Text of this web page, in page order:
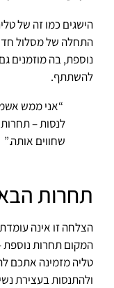
הישגים כמו זה של
התחלה של מסלול
נוספת, בה מוזמנים
להשתתף.
“אני ממש
לנסות –
שחווים אותה.”
תחרות
הצלחה זו אינה
המקום תחרות
טליה מזמינה אתכם
ולהתנסות בעצירת